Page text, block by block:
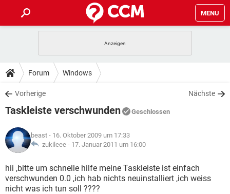
MENU
ANDROID
WINDOWS 10
WHATSAPP TIKTOK
FACEBOOK
TIPPS & TRICKS
SPIELE
WHATSAPP TIKTOK
FACEBOOK
DOWNLOADS
SPIELE STREAMING
ANDROID
WINDOWS 10 INSTAGRAM
WHATSAPP TIKTOK
FACEBOOK HARDWARE
SPIELE STREAMING
ANDROID
WINDOWS 10 INSTAGRAM
WHATSAPP
LEXIKON
SPIELE STREAMING
ANDROID IOS
Forum Windows
Vorherige Nächste
Taskleiste verschwunden Geschlossen
beast - 16. Oktober 2009 um 17:33
zukileee - 17. Januar 2011 um 16:00
hii ,bitte um schnelle hilfe meine Taskleiste ist einfach
verschwunden 0.0 ,ich hab nichts neuinstalliert ,ich weiss
nicht was ich tun soll ????